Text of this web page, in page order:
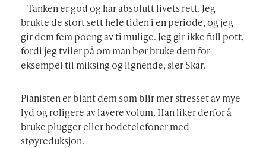
– Tanken er god og har absolutt livets rett. Jeg
brukte de stort sett hele tiden i en periode, og jeg
gir dem fem poeng av ti mulige. Jeg gir ikke full pott,
fordi jeg tviler på om man bør bruke dem for
eksempel til miksing og lignende, sier Skar.
Pianisten er blant dem som blir mer stresset av mye
lyd og roligere av lavere volum. Han liker derfor å
bruke plugger eller hodetelefoner med
støyreduksjon.